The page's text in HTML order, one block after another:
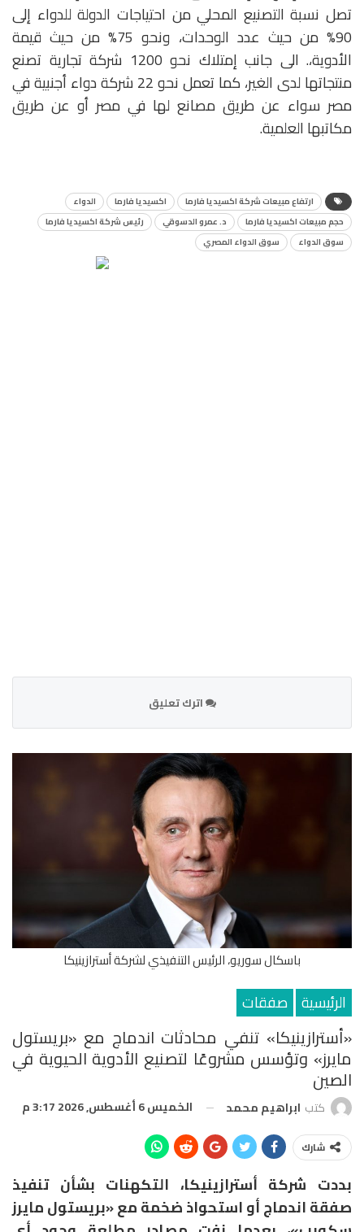
تصل نسبة التصنيع المحلي من احتياجات الدولة للدواء إلى
90% من حيث عدد الوحدات، ونحو 75% من حيث قيمة
الأدوية،. الى جانب إمتلاك نحو 1200 شركة تجارية تصنع
منتجاتها لدى الغير، كما تعمل نحو 22 شركة دواء أجنبية في
مصر سواء عن طريق مصانع لها في مصر أو عن طريق
مكاتبها العلمية.
ارتفاع مبيعات شركة اكسيديا فارما اكسيديا فارما
الدواء
حجم مبيعات اكسيديا فارما
د. عمرو الدسوقي
رئيس شركة اكسيديا فارما
سوق الدواء
سوق الدواء المصري
اترك تعليق
باسكال سوريو، الرئيس التنفيذي لشركة أسترازينيكا
الرئيسية صفقات
«أسترازينيكا» تنفي محادثات اندماج مع «بريستول
مايرز» وتؤسس مشروعًا لتصنيع الأدوية الحيوية في
الصين
كتب ابراهيم محمد الخميس 6 أغسطس, 2026 3:17 م
شارك
بددت شركة أسترازينيكا، التكهنات بشأن تنفيذ
صفقة اندماج أو استحواذ ضخمة مع «بريستول مايرز